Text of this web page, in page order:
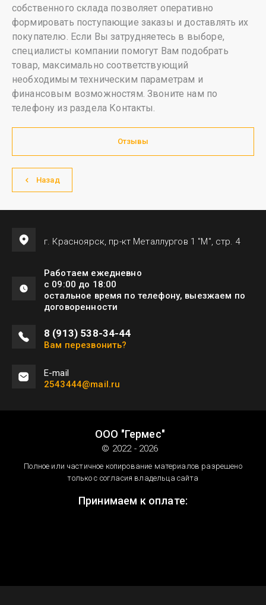
собственного склада позволяет оперативно
формировать поступающие заказы и доставлять их
покупателю. Если Вы затрудняетесь в выборе,
специалисты компании помогут Вам подобрать
товар, максимально соответствующий
необходимым техническим параметрам и
финансовым возможностям. Звоните нам по
телефону из раздела Контакты.
Отзывы
Назад
г. Красноярск, пр-кт Металлургов 1 "М", стр. 4
Работаем ежедневно
с 09:00 до 18:00
остальное время по телефону, выезжаем по
договоренности
8 (913) 538-34-44
Вам перезвонить?
Е-mail
2543444@mail.ru
ООО "Гермес"
© 2022 - 2026
Полное или частичное копирование материалов разрешено
только с согласия владельца сайта
Принимаем к оплате: